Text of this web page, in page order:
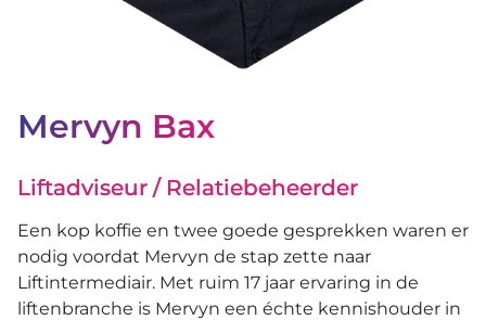
Mervyn Bax
Liftadviseur / Relatiebeheerder
Een kop koffie en twee goede gesprekken waren er
nodig voordat Mervyn de stap zette naar
Liftintermediair. Met ruim 17 jaar ervaring in de
liftenbranche is Mervyn een échte kennishouder in